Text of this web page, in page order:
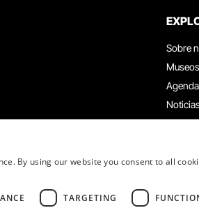
Sobre
Museos
Agenda
By using our website you consent to all
TARGETING